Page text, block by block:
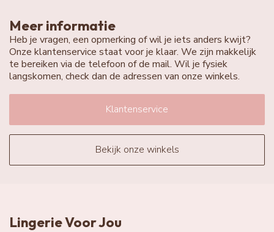
Meer informatie
Heb je vragen, een opmerking of wil je iets anders kwijt?
Onze klantenservice staat voor je klaar. We zijn makkelijk
te bereiken via de telefoon of de mail. Wil je fysiek
langskomen, check dan de adressen van onze winkels.
Klantenservice
Bekijk onze winkels
Lingerie Voor Jou